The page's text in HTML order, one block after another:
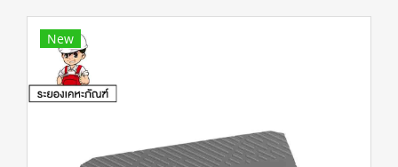
New